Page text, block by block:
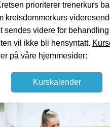
prioriterer trenerkurs
kretsdommerkurs
sendes videre for
vil ikke bli hensyntatt.
på våre hjemmesider:
Kurskalender